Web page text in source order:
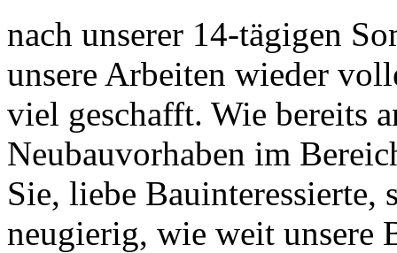
nach unserer 14-tägigen
unsere Arbeiten wieder
viel geschafft. Wie bereits
Neubauvorhaben im
Sie, liebe Bauinteressierte,
neugierig, wie weit unsere